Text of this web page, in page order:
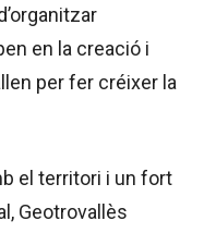
en la creació i
per fer créixer la
el territori i un fort
Geotrovallès